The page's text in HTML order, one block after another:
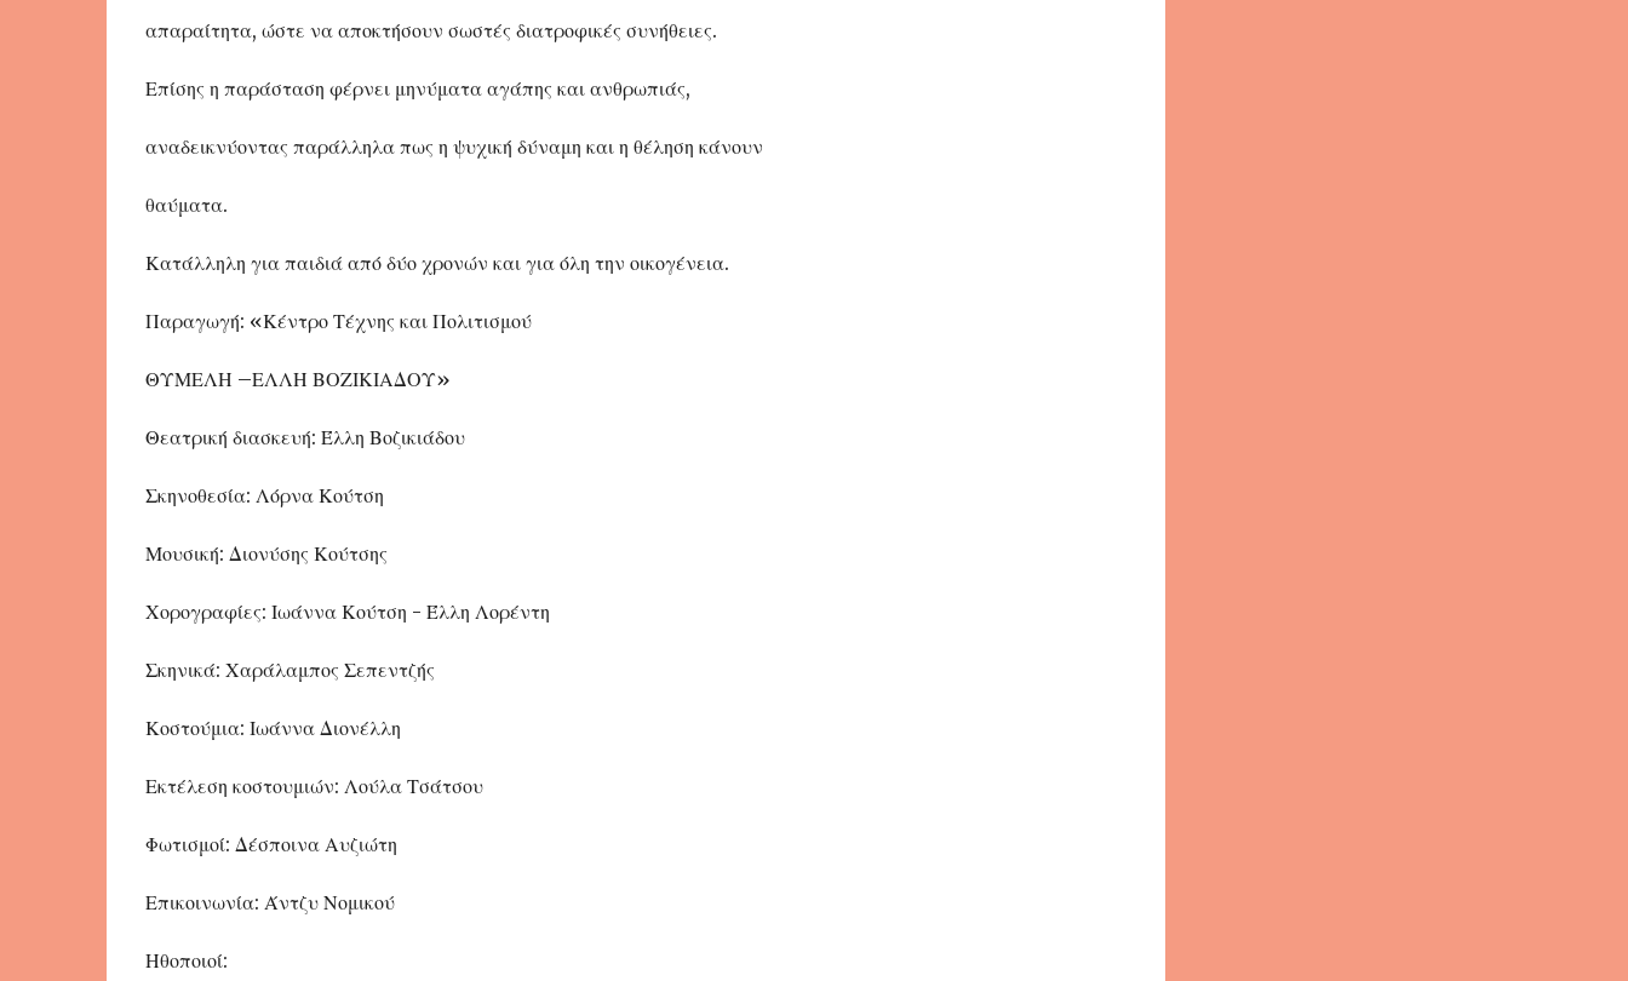
απαραίτητα, ώστε να αποκτήσουν σωστές διατροφικές συνήθειες.
Επίσης η παράσταση φέρνει μηνύματα αγάπης και ανθρωπιάς,
αναδεικνύοντας παράλληλα πως η ψυχική δύναμη και η θέληση κάνουν
θαύματα.
Κατάλληλη για παιδιά από δύο χρονών και για όλη την οικογένεια.
Παραγωγή: «Κέντρο Τέχνης και Πολιτισμού
ΘΥΜΕΛΗ –ΕΛΛΗ ΒΟΖΙΚΙΑΔΟΥ»
Θεατρική διασκευή: Έλλη Βοζικιάδου
Σκηνοθεσία: Λόρνα Κούτση
Μουσική: Διονύσης Κούτσης
Χορογραφίες: Ιωάννα Κούτση - Έλλη Λορέντη
Σκηνικά: Χαράλαμπος Σεπεντζής
Κοστούμια: Ιωάννα Διονέλλη
Εκτέλεση κοστουμιών: Λούλα Τσάτσου
Φωτισμοί: Δέσποινα Αυζιώτη
Επικοινωνία: Άντζυ Νομικού
Ηθοποιοί: